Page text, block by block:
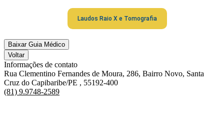
Laudos Raio X e Tomografia
Baixar Guia Médico
Voltar
Informações de contato
Rua Clementino Fernandes de Moura, 286, Bairro Novo, Santa
Cruz do Capibaribe/PE , 55192-400
(81) 9.9748-2589